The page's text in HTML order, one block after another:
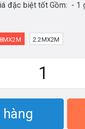
đặc biệt tốt Gồm: - 1
2.2MX2M